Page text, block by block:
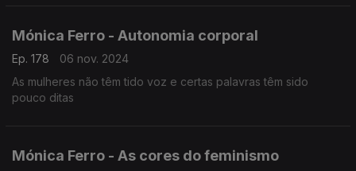
Mónica Ferro - Autonomia corporal
Ep. 178
06 nov. 2024
As mulheres não têm tido voz e certas palavras têm sido
pouco ditas
Mónica Ferro - As cores do feminismo